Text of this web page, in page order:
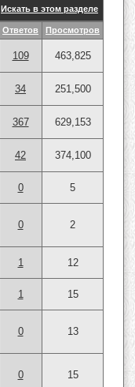
Искать в этом разделе
Ответов Просмотров
109 463,825
34 251,500
367 629,153
42 374,100
0 5
0 2
1 12
1 15
0 13
0 15